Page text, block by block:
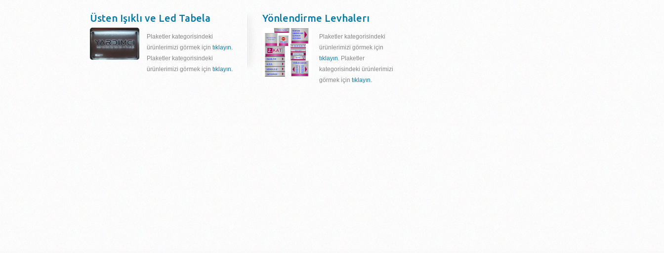
Üsten Işıklı ve Led Tabela
Plaketler kategorisindeki
ürünlerimizi görmek için tıklayın.
Plaketler kategorisindeki
ürünlerimizi görmek için tıklayın.
Yönlendirme Levhalerı
Plaketler kategorisindeki
ürünlerimizi görmek için
tıklayın. Plaketler
kategorisindeki ürünlerimizi
görmek için tıklayın.